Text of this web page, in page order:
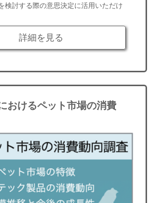
検討する際の意思決定に活用いただけ
詳細を見る
おけるペット市場の消費